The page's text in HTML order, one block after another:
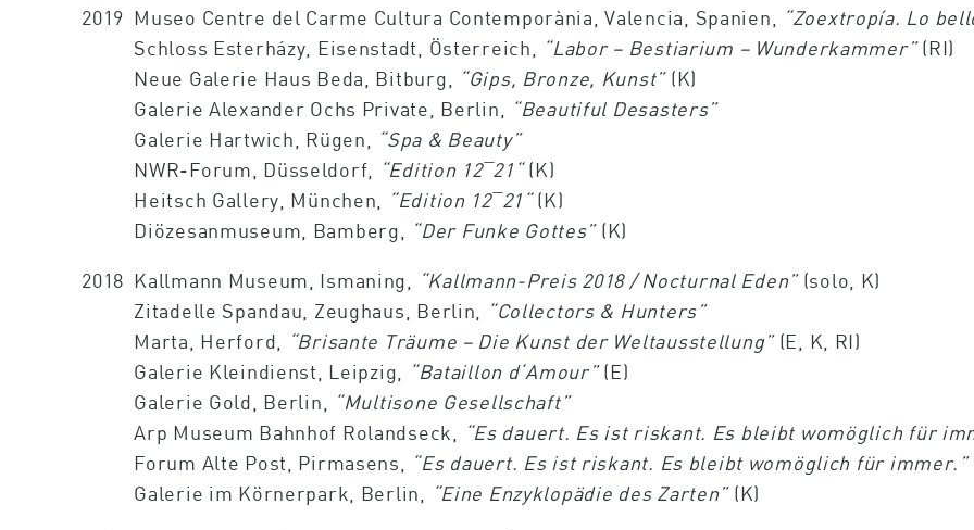
2019 Museo Centre del Carme Cultura Contemporània, Valencia, Spanien,
“Zoextropía. Lo
Schloss Esterházy, Eisenstadt, Österreich,
“Labor – Bestiarium – Wunderkammer”(RI)
Neue Galerie Haus Beda, Bitburg,
“Gips, Bronze, Kunst”(K)
Galerie Alexander Ochs Private, Berlin,
“Beautiful Desasters”
Galerie Hartwich, Rügen,
“Spa & Beauty”
NWR-Forum, Düsseldorf,
“Edition12¯21 “(K)
Heitsch Gallery, München,
“Edition 12¯21 “(K)
Diözesanmuseum, Bamberg,
“Der Funke Gottes”(K)
2018 Kallmann Museum, Ismaning, “Kallmann-Preis 2018 / Nocturnal Eden”(solo, K)
Zitadelle Spandau, Zeughaus, Berlin,
“Collectors & Hunters”
Marta, Herford,
“Brisante Träume – Die Kunst der Weltausstellung”(E, K, RI)
Galerie Kleindienst, Leipzig,
“Bataillon d‘Amour”(E)
Galerie Gold, Berlin,
“Multisone Gesellschaft”
Arp Museum Bahnhof Rolandseck,
“Es dauert. Es ist riskant. Es bleibt womöglich für
Forum Alte Post, Pirmasens,
“Es dauert. Es ist riskant. Es bleibt womöglich für immer.”
Galerie im Körnerpark, Berlin,
“Eine Enzyklopädie des Zarten”(K)